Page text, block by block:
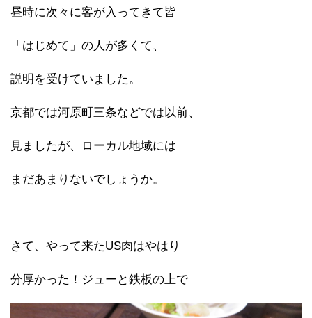
昼時に次々に客が入ってきて皆
「はじめて」の人が多くて、
説明を受けていました。
京都では河原町三条などでは以前、
見ましたが、ローカル地域には
まだあまりないでしょうか。
さて、やって来たUS肉はやはり
分厚かった！ジューと鉄板の上で